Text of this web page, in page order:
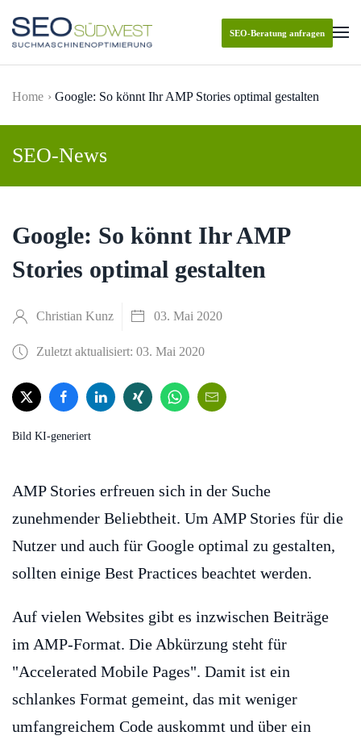
Skip to main content
SEO-Beratung anfragen
Home Google: So könnt Ihr AMP Stories optimal gestalten
SEO-News
Google: So könnt Ihr AMP
Stories optimal gestalten
Christian Kunz 03. Mai 2020
Zuletzt aktualisiert: 03. Mai 2020
Bild KI-generiert
AMP Stories erfreuen sich in der Suche
zunehmender Beliebtheit. Um AMP Stories für die
Nutzer und auch für Google optimal zu gestalten,
sollten einige Best Practices beachtet werden.
Auf vielen Websites gibt es inzwischen Beiträge
im AMP-Format. Die Abkürzung steht für
"Accelerated Mobile Pages". Damit ist ein
schlankes Format gemeint, das mit weniger
umfangreichem Code auskommt und über ein